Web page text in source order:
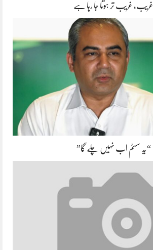
غریب، غریب تر ہوتا جا رہا ہے
“یہ سسٹم اب نہیں چلے گا”